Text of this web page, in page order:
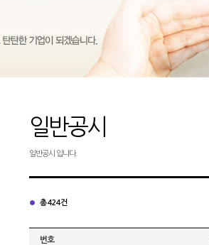
일반공시
일반공시 입니다.
총 424건
번호